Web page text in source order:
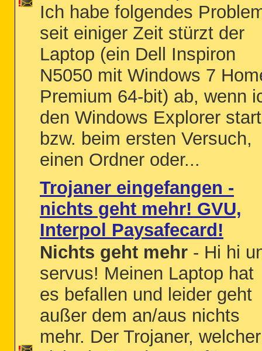
Ich habe folgendes
seit einiger Zeit stürzt der
Laptop (ein Dell Inspiron
N5050 mit Windows 7
Premium 64-bit) ab, wenn
den Windows Explorer
bzw. beim ersten Versuch,
einen Ordner oder...
Trojaner eingefangen -
nichts geht mehr! GVU,
Interpol Paysafecard!
Nichts geht mehr - Hi hi
servus! Meinen Laptop hat
es befallen und leider geht
außer dem an/aus nichts
mehr. Der Trojaner, welcher